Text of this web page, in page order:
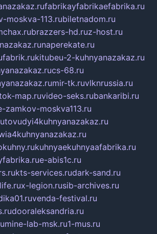
fabrikayfabrikaefabrika.ru
moskva-113.rubiletnadom.ru
brazzers-hd.ruz-host.ru
naperekate.ru
kitubeu-2-kuhnyanazakaz.ru
cs-68.ru
mir-tk.ruvlknrussia.ru
map.ruvideo-seks.rubankaribi.ru
zamkov-moskva113.ru
tovudyi4kuhnyanazakaz.ru
kuhnyaekuhnyaafabrika.ru
e-abis1c.ru
kts-services.rudark-sand.ru
x-legion.rusib-archives.ru
venda-festival.ru
dooraleksandria.ru
mine-lab-msk.ru1-mus.ru